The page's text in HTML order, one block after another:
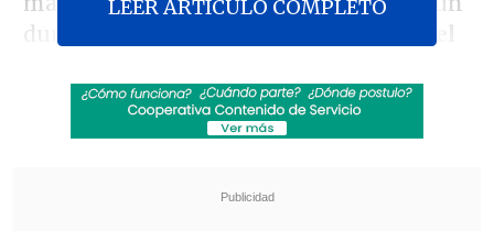
duro cruce en los bancos
callar a los mexicanos.
¿Qué partido será transmitido por TV abierta
LEER ARTICULO COMPLETO